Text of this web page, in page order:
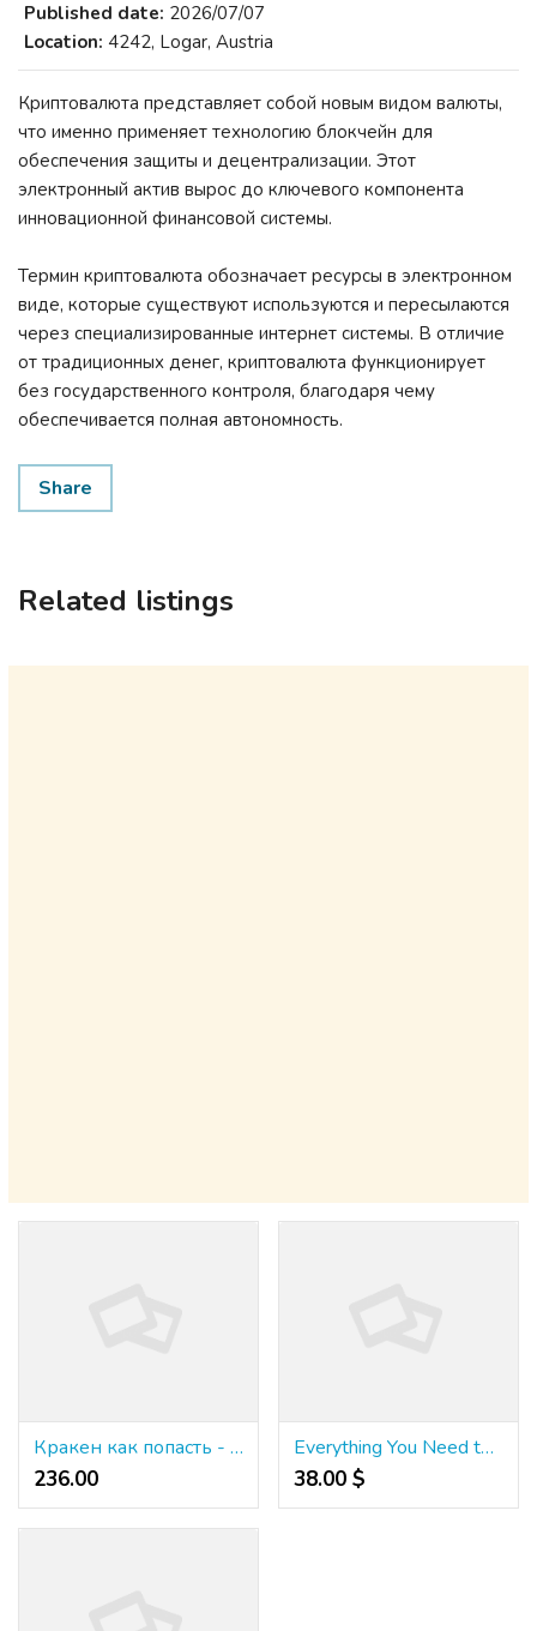
Published date: 2026/07/07
Location: 4242, Logar, Austria
Криптовалюта представляет собой новым видом валюты,
что именно применяет технологию блокчейн для
обеспечения защиты и децентрализации. Этот
электронный актив вырос до ключевого компонента
инновационной финансовой системы.
Термин криптовалюта обозначает ресурсы в электронном
виде, которые существуют используются и пересылаются
через специализированные интернет системы. В отличие
от традиционных денег, криптовалюта функционирует
без государственного контроля, благодаря чему
обеспечивается полная автономность.
Share
Related listings
Кракен как попасть - Кракен как попасть в период технических работ или обновлений площадки
236.00 ₹
Everything You Need to Know About WW33 Casino’s Bonuses and Promotions
38.00 $